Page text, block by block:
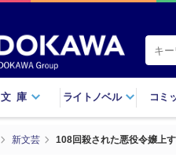
文庫 ライトノベル コミ
新文芸 108回殺された悪役令嬢上